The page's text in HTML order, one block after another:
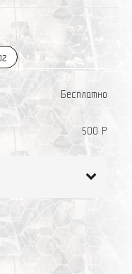
Бесплатно
500 Р